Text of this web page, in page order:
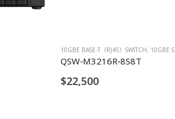
10GBE BASE-T（RJ45）SWITCH, 10GBE SFP+ SWITCH
QSW-M3216R-8S8T
$22,500